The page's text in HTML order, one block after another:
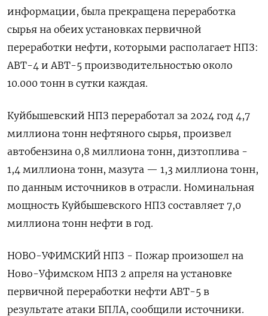
информации, ‌была прекращена переработка
сырья на обеих установках первичной
переработки нефти, которыми располагает НПЗ:
АВТ-4 и АВТ-5 производительностью около
10.000 тонн в сутки каждая.
Куйбышевский НПЗ переработал за 2024 год 4,7
миллиона тонн нефтяного сырья, произвел
автобензина 0,8 миллиона тонн, дизтоплива -
1,4 миллиона тонн, мазута — 1,3 миллиона тонн,
по данным источников в отрасли. Номинальная
мощность Куйбышевского НПЗ составляет 7,0
миллиона тонн нефти в год.
НОВО-УФИМСКИЙ НПЗ - Пожар произошел на
Ново-Уфимском НПЗ 2 апреля на установке
первичной переработки нефти АВТ-5 в
результате атаки БПЛА, сообщили источники.